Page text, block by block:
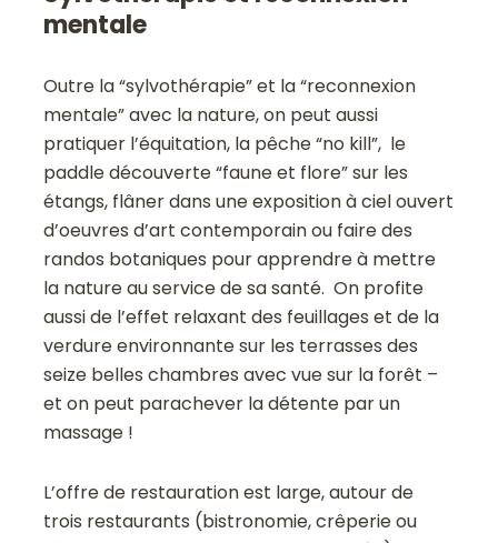
mentale
Outre la “sylvothérapie” et la “reconnexion
mentale” avec la nature, on peut aussi
pratiquer l’équitation, la pêche “no kill”, le
paddle découverte “faune et flore” sur les
étangs, flâner dans une exposition à ciel ouvert
d’oeuvres d’art contemporain ou faire des
randos botaniques pour apprendre à mettre
la nature au service de sa santé. On profite
aussi de l’effet relaxant des feuillages et de la
verdure environnante sur les terrasses des
seize belles chambres avec vue sur la forêt –
et on peut parachever la détente par un
massage !
L’offre de restauration est large, autour de
trois restaurants (bistronomie, crêperie ou